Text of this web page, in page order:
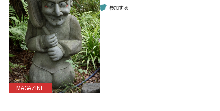
MAGAZINE
参加する